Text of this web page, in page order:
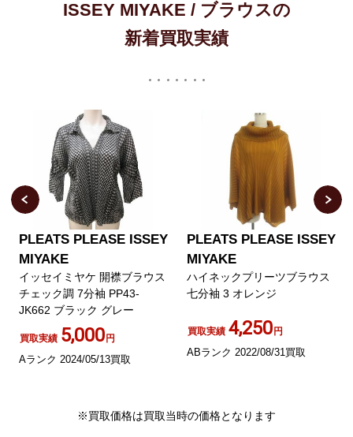
ISSEY MIYAKE / ブラウスの
新着買取実績
PLEATS PLEASE ISSEY
MIYAKE
イッセイミヤケ 開襟ブラウス
チェック調 7分袖 PP43-
JK662 ブラック グレー
買取実績 5,000円
Aランク 2024/05/13買取
PLEATS PLEASE ISSEY
MIYAKE
ハイネックプリーツブラウス
七分袖 3 オレンジ
買取実績 4,250円
ABランク 2022/08/31買取
※買取価格は買取当時の価格となります